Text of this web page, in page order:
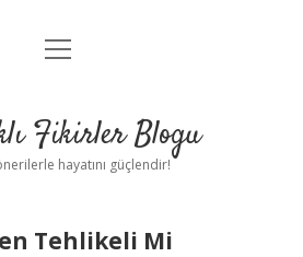
Anasayfa
Yasal Uyarı
menüyü
Fikirler Blogu
hayatını güçlendir!
Tehlikeli Mi